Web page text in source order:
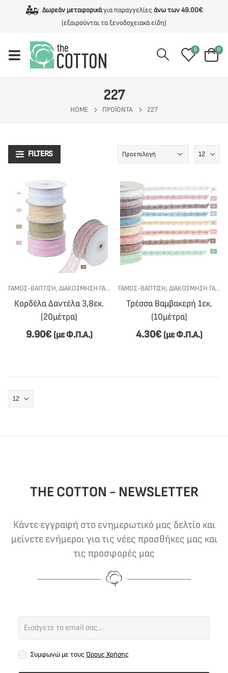
Δωρεάν μεταφορικάγια παραγγελίες άνω των 49.00€
(εξαιρούνται τα ξενοδοχειακά είδη)
0 0
227
HOME ΠΡΟΪΌΝΤΑ 227
FILTERS
ΓΆΜΟΣ-ΒΆΠΤΙΣΗ,ΔΙΑΚΌΣΜΗΣΗ ΓΆΜΟΥ-ΒΆΠΤΙΣΗΣ ,ΚΟΡΔΈΛΕΣ,ΥΛΙΚΆ - DIY
Κορδέλα Δαντέλα 3,8εκ.
(20μέτρα)
9.90€ (με Φ.Π.Α.)
ΓΆΜΟΣ-ΒΆΠΤΙΣΗ,ΔΙΑΚΌΣΜΗΣΗ ΓΆΜΟΥ-ΒΆΠΤΙΣΗΣ
Τρέσσα Βαμβακερή 1εκ.
(10μέτρα)
4.30€ (με Φ.Π.Α.)
THE COTTON - NEWSLETTER
Κάντε εγγραφή στο ενημερωτικό μας δελτίο και
μείνετε ενήμεροι για τις νέες προσθήκες μας και
τις προσφορές μας
Συμφωνώ με τους Όρους Χρήσης